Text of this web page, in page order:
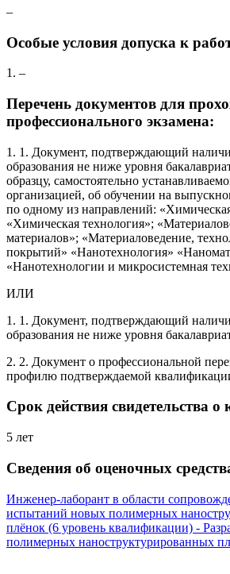
–
Особые условия допуска к
1. –
Перечень документов для
профессионального экзамена:
1. 1. Документ, подтверждающий
образования не ниже уровня
образцу, самостоятельно
организацией, об обучении на
по одному из направлений:
«Химическая технология»;
материалов»; «Материаловедение,
покрытий» «Нанотехнология»
«Нанотехнологии и микросистемная
ИЛИ
1. 1. Документ, подтверждающий
образования не ниже уровня
2. 2. Документ о профессиональной
профилю подтверждаемой
Срок действия свидетельства
5 лет
Сведения об оценочных
Инженер-лаборант в области
испытаний новых полимерных
плёнок (6 уровень квалификации) -
полимерных наноструктурированных